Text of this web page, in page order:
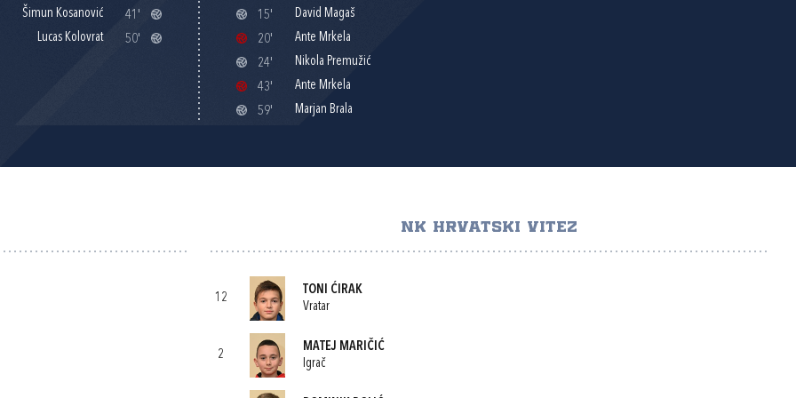
Šimun Kosanović
41'
Lucas Kolovrat
50'
15'
David Magaš
20'
Ante Mrkela
24'
Nikola Premužić
43'
Ante Mrkela
59'
Marjan Brala
NK HRVATSKI VITEZ
12
TONI ĆIRAK
Vratar
2
MATEJ MARIČIĆ
Igrač